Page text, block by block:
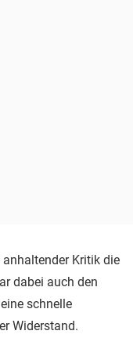
Kritik die
dabei auch den
schnelle
Widerstand.